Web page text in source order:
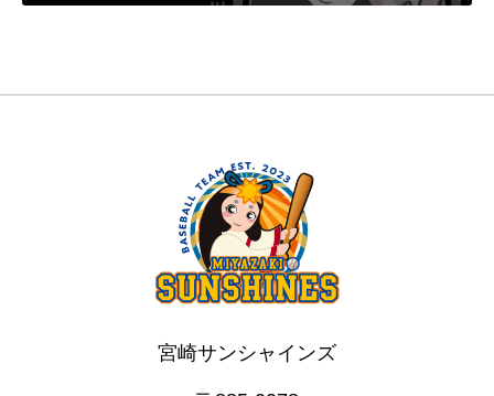
宮崎サンシャインズ